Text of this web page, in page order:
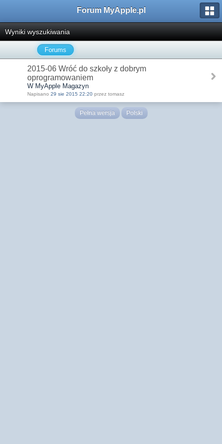
Forum MyApple.pl
Wyniki wyszukiwania
Forums
2015-06 Wróć do szkoły z dobrym
oprogramowaniem
W MyApple Magazyn
Napisano 29 sie 2015 22:20 przez tomasz
Pełna wersja Polski